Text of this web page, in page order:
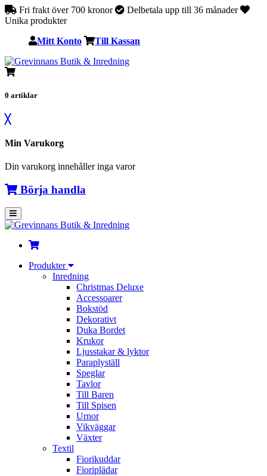
Fri frakt över 700 kronor
Delbetala upp till 36 månader
Unika produkter
Mitt Konto Till Kassan
0 artiklar
╳
Min Varukorg
Din varukorg innehåller inga varor
Börja handla
Produkter
Inredning
Christmas Deluxe
Accessoarer
Bokstöd
Dekorativt
Duka Bordet
Krukor
Ljusstakar & lyktor
Paraplyställ
Speglar
Tavlor
Till Baren
Till Spisen
Urnor
Vikväggar
Växter
Textil
Fiorikuddar
Fioriplädar